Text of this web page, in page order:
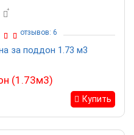
за поддон 1.73 м3
отзывов: 6
(1.73м3)
Купить